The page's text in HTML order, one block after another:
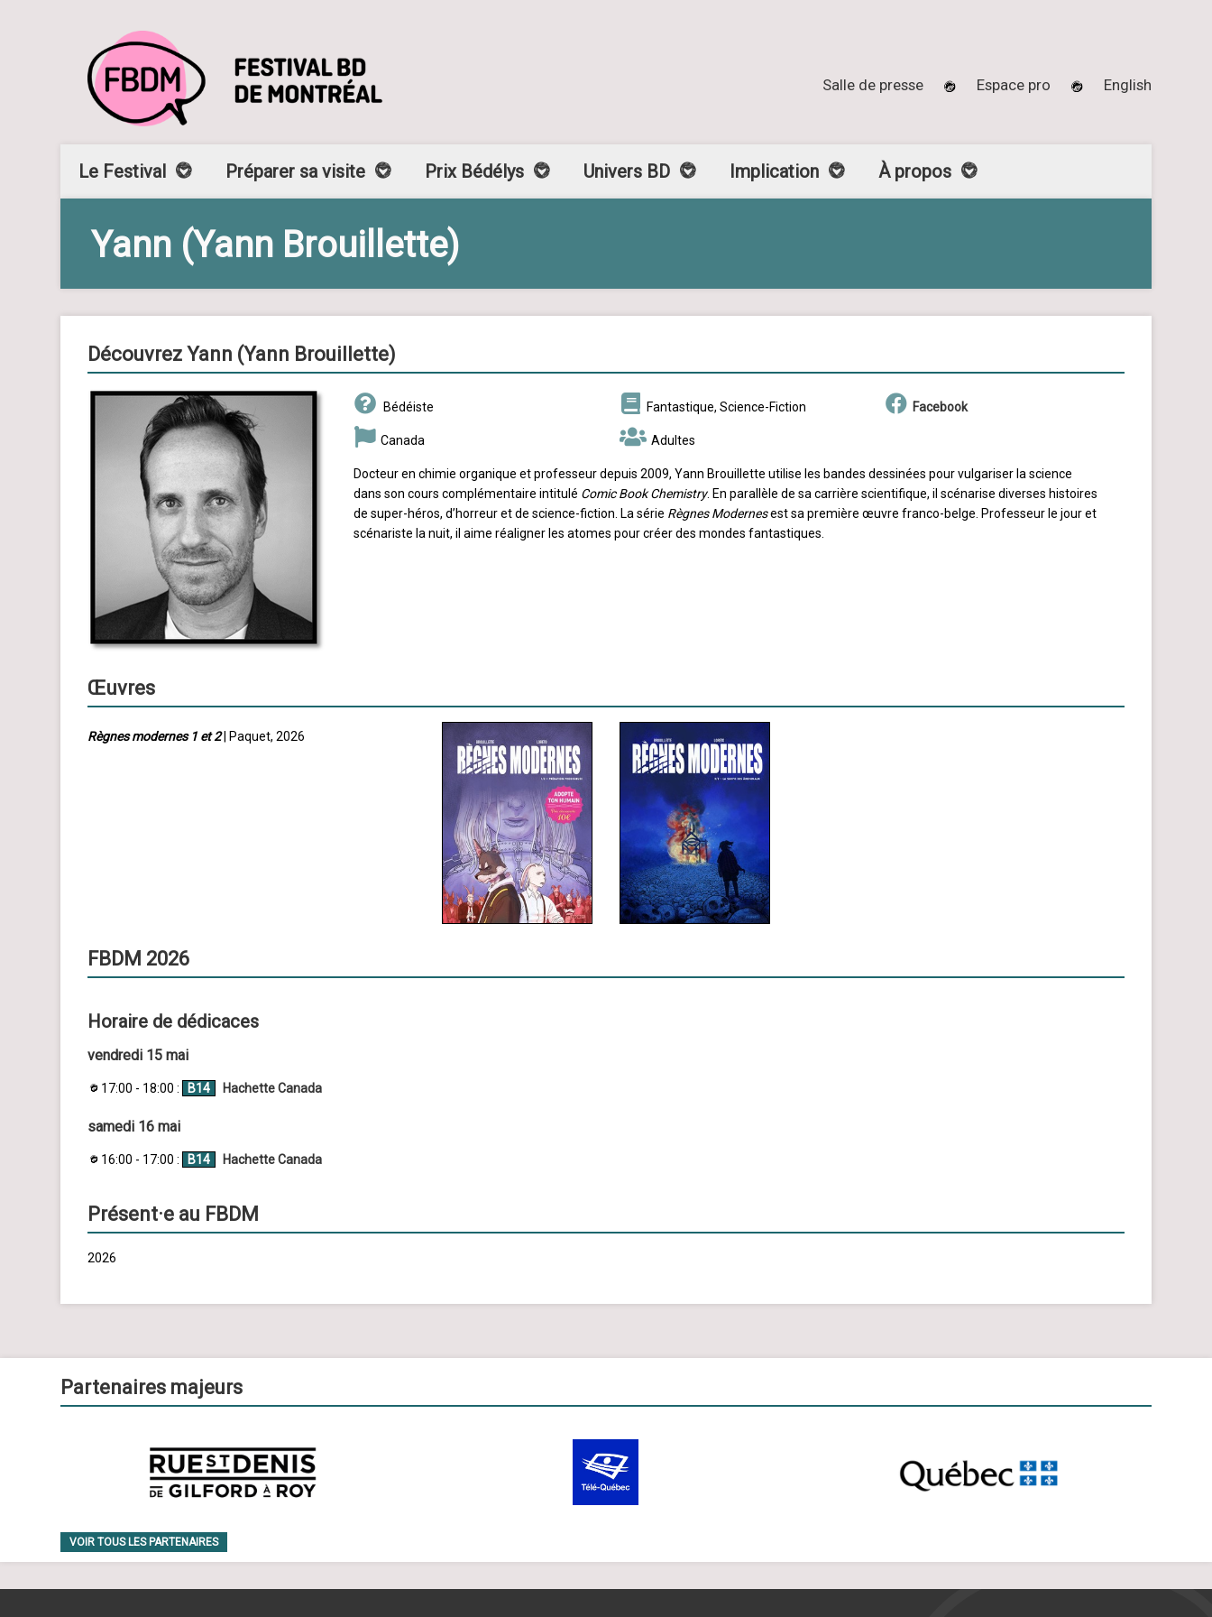
Salle de presse Espace pro English
Le Festival Préparer sa visite Prix Bédélys Univers BD Implication À propos
Yann (Yann Brouillette)
Découvrez Yann (Yann Brouillette)
Bédéiste
Canada
Fantastique, Science-Fiction
Adultes
Facebook
Docteur en chimie organique et professeur depuis 2009, Yann Brouillette utilise les bandes dessinées pour vulgariser la science
dans son cours complémentaire intitulé Comic Book Chemistry. En parallèle de sa carrière scientifique, il scénarise diverses histoires
de super-héros, d’horreur et de science-fiction. La série Règnes Modernesest sa première œuvre franco-belge. Professeur le jour et
scénariste la nuit, il aime réaligner les atomes pour créer des mondes fantastiques.
Œuvres
Règnes modernes 1 et 2| Paquet, 2026
FBDM 2026
Horaire de dédicaces
vendredi 15 mai
17:00 - 18:00 : B14 Hachette Canada
samedi 16 mai
16:00 - 17:00 : B14 Hachette Canada
Présent·e au FBDM
2026
Partenaires majeurs
VOIR TOUS LES PARTENAIRES